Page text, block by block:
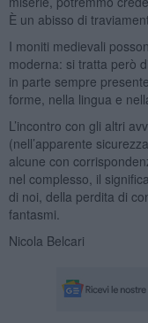
È un abisso di
I moniti medievali
moderna: si tratta però
in parte sempre
forme, nella lingua e
L’incontro con gli altri
(nell’apparente
alcune con
nel complesso, il
di noi, della perdita di
fantasmi.
Nicola Belcari